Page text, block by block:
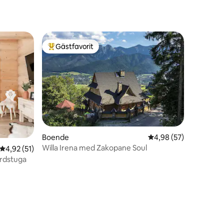
4,92 av 5 i genomsnittligt betyg, 51 omdömen
4,92 (51)
Populär gästfavorit
Gästfavorit
Boende 4,98 av 5 i
4,98 (57)
Willa Irena med Zakopane Soul